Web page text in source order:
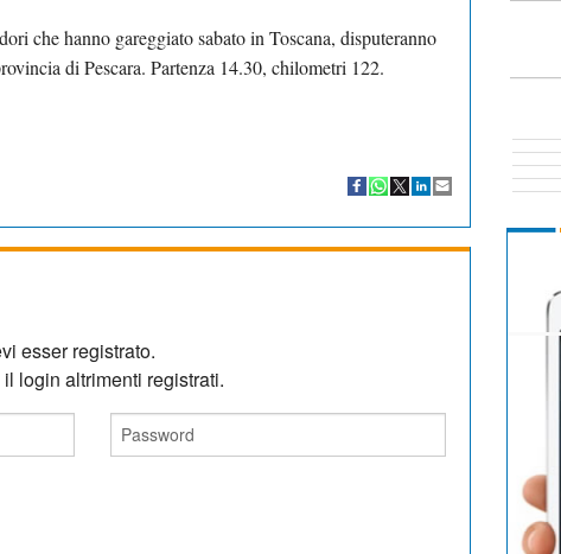
che hanno gareggiato sabato in Toscana, disputeranno
di Pescara. Partenza 14.30, chilometri 122.
esser registrato.
login altrimenti registrati.